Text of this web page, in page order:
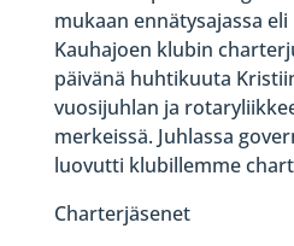
mukaan ennätysajassa eli
Kauhajoen klubin
päivänä huhtikuuta
vuosijuhlan ja
merkeissä. Juhlassa
luovutti klubillemme
Charterjäsenet